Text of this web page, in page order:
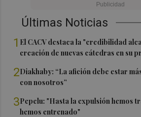
Últimas Noticias
1 El CACV destaca la "credibilidad
creación de nuevas cátedras en su
2Diakhaby: “La afición debe estar
con nosotros”
3Pepelu: "Hasta la expulsión hemos
hemos entrenado"